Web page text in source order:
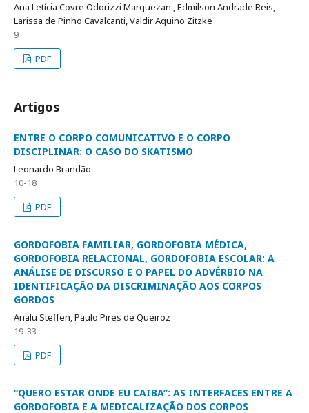
Ana Letícia Covre Odorizzi Marquezan , Edmilson Andrade Reis,
Larissa de Pinho Cavalcanti, Valdir Aquino Zitzke
9
PDF
Artigos
ENTRE O CORPO COMUNICATIVO E O CORPO
DISCIPLINAR: O CASO DO SKATISMO
Leonardo Brandão
10-18
PDF
GORDOFOBIA FAMILIAR, GORDOFOBIA MÉDICA,
GORDOFOBIA RELACIONAL, GORDOFOBIA ESCOLAR: A
ANÁLISE DE DISCURSO E O PAPEL DO ADVÉRBIO NA
IDENTIFICAÇÃO DA DISCRIMINAÇÃO AOS CORPOS
GORDOS
Analu Steffen, Paulo Pires de Queiroz
19-33
PDF
“QUERO ESTAR ONDE EU CAIBA”: AS INTERFACES ENTRE A
GORDOFOBIA E A MEDICALIZAÇÃO DOS CORPOS